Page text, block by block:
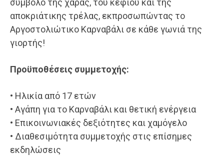
σύμβολο της χαράς, του κεφιού και της
αποκριάτικης τρέλας, εκπροσωπώντας το
Αργοστολιώτικο Καρναβάλι σε κάθε γωνιά της
γιορτής!
Προϋποθέσεις συμμετοχής:
• Ηλικία από 17 ετών
• Αγάπη για το Καρναβάλι και θετική ενέργεια
• Επικοινωνιακές δεξιότητες και χαμόγελο
• Διαθεσιμότητα συμμετοχής στις επίσημες
εκδηλώσεις